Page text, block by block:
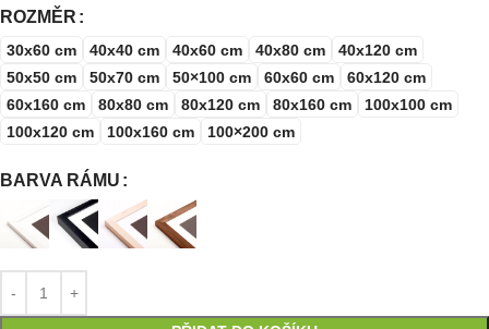
ROZMĚR
30x60 cm 40x40 cm 40x60 cm 40x80 cm
40x120 cm
50x50 cm
50x70 cm 50×100 cm 60x60 cm
60x120 cm
60x160 cm
80x80 cm 80x120 cm 80x160 cm
100x100 cm
100x120 cm
100x160 cm 100×200 cm
BARVA RÁMU